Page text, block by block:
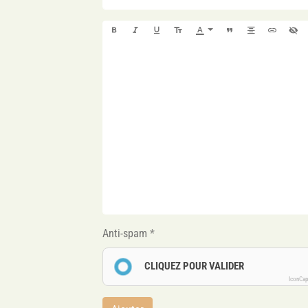
Anti-spam
CLIQUEZ POUR VALIDER